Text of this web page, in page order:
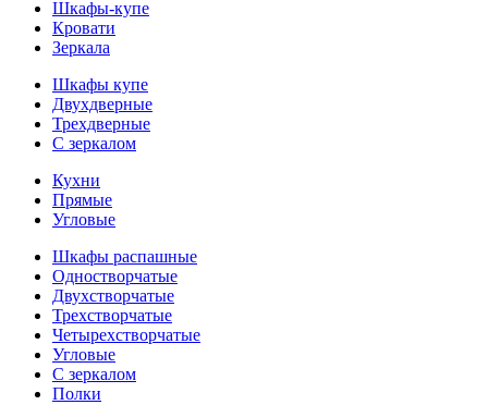
Шкафы-купе
Кровати
Зеркала
Шкафы купе
Двухдверные
Трехдверные
С зеркалом
Кухни
Прямые
Угловые
Шкафы распашные
Одностворчатые
Двухстворчатые
Трехстворчатые
Четырехстворчатые
Угловые
С зеркалом
Полки